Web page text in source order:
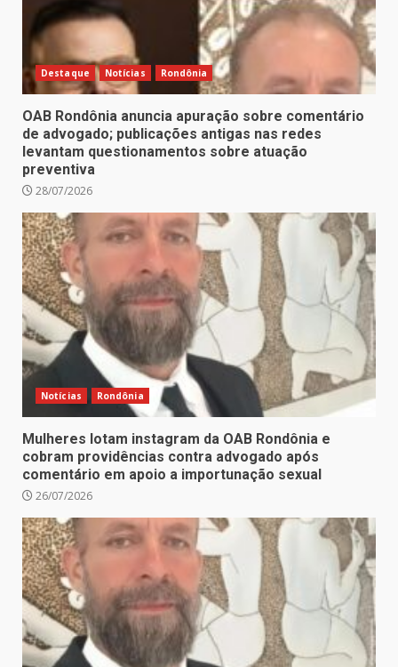
Destaque Notícias Rondônia
OAB Rondônia anuncia apuração sobre comentário
de advogado; publicações antigas nas redes
levantam questionamentos sobre atuação
preventiva
28/07/2026
Notícias Rondônia
Mulheres lotam instagram da OAB Rondônia e
cobram providências contra advogado após
comentário em apoio a importunação sexual
26/07/2026